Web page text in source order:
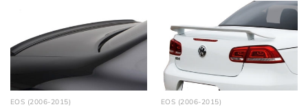
EOS (2006-2015) EOS (2006-2015)